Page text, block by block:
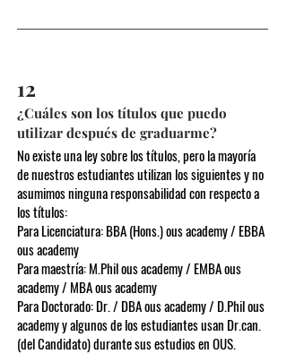
12
¿Cuáles son los títulos que puedo
utilizar después de graduarme?
No existe una ley sobre los títulos, pero la mayoría
de nuestros estudiantes utilizan los siguientes y no
asumimos ninguna responsabilidad con respecto a
los títulos:
Para Licenciatura: BBA (Hons.) ous academy / EBBA
ous academy
Para maestría: M.Phil ous academy / EMBA ous
academy / MBA ous academy
Para Doctorado: Dr. / DBA ous academy / D.Phil ous
academy y algunos de los estudiantes usan Dr.can.
(del Candidato) durante sus estudios en OUS.